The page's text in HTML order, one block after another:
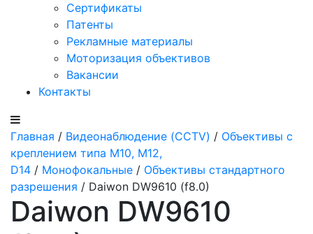
Сертификаты
Патенты
Рекламные материалы
Моторизация объективов
Вакансии
Контакты
Главная / Видеонаблюдение (CCTV) / Объективы с
креплением типа M10, M12,
D14 / Монофокальные / Объективы стандартного
разрешения / Daiwon DW9610 (f8.0)
Daiwon DW9610